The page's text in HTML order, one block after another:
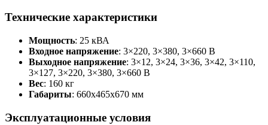
Технические характеристики
Мощность: 25 кВА
Входное напряжение: 3×220, 3×380, 3×660 В
Выходное напряжение: 3×12, 3×24, 3×36, 3×42, 3×110,
3×127, 3×220, 3×380, 3×660 В
Вес: 160 кг
Габариты: 660х465х670 мм
Эксплуатационные условия